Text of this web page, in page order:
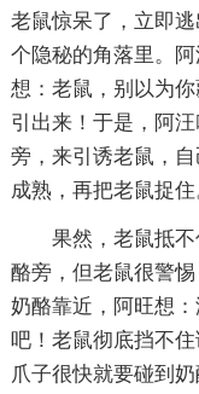
老鼠惊呆了，立即
个隐秘的角落里。
想：老鼠，别以为
引出来！于是，阿
旁，来引诱老鼠，
成熟，再把老鼠捉住
果然，老鼠抵
酪旁，但老鼠很警
奶酪靠近，阿旺想
吧！老鼠彻底挡不
爪子很快就要碰到